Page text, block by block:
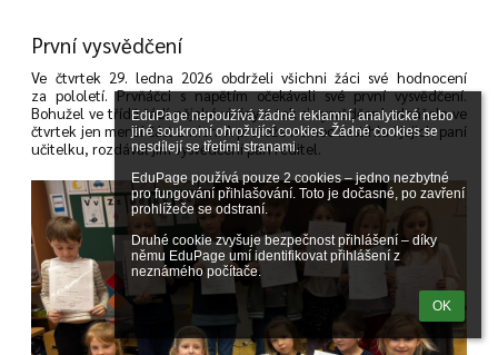
EduPage nepoužívá žádné reklamní, analytické nebo
jiné soukromí ohrožující cookies. Žádné cookies se
nesdílejí se třetími stranami.
EduPage používá pouze 2 cookies – jedno nezbytné
pro fungování přihlašování. Toto je dočasné, po zavření
prohlížeče se odstraní.
Druhé cookie zvyšuje bezpečnost přihlášení – díky
němu EduPage umí identifikovat přihlášení z
neznámého počítače.
OK
První vysvědčení
Ve čtvrtek 29. ledna 2026 obdrželi všichni žáci své hodnocení
za pololetí. Prvňáčci s napětím očekávali své první vysvědčení.
Bohužel ve třídě řádí nějaké virózy a tak si vysvědčení odnášela ve
čtvrtek jen menší část z nich. A protože nemoc zastihla i jejich paní
učitelku, rozdával jim vysvědčení pan ředitel.